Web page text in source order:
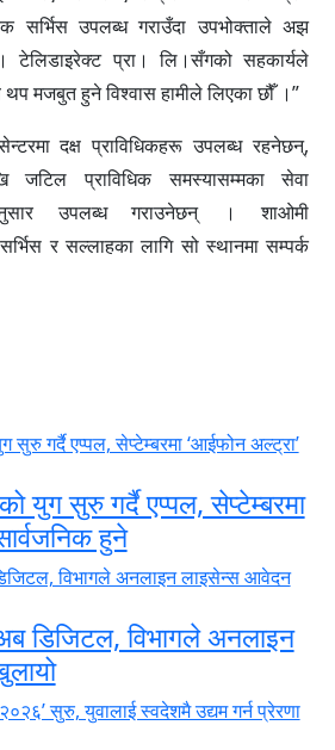
सर्भिस उपलब्ध गराउँदा उपभोक्ताले अझ
प्रा। लि।सँगको सहकार्यले
मजबुत हुने विश्वास हामीले लिएका छौँ ।”
दक्ष प्राविधिकहरू उपलब्ध रहनेछन्,
जटिल प्राविधिक समस्यासम्मका सेवा
उपलब्ध गराउनेछन् । शाओमी
र सल्लाहका लागि सो स्थानमा सम्पर्क
युग सुरु गर्दै एप्पल, सेप्टेम्बरमा
हुने
डिजिटल, विभागले अनलाइन